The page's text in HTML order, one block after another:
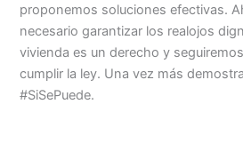
proponemos soluciones efectivas.
necesario garantizar los realojos
vivienda es un derecho y
cumplir la ley. Una vez más
#SiSePuede.